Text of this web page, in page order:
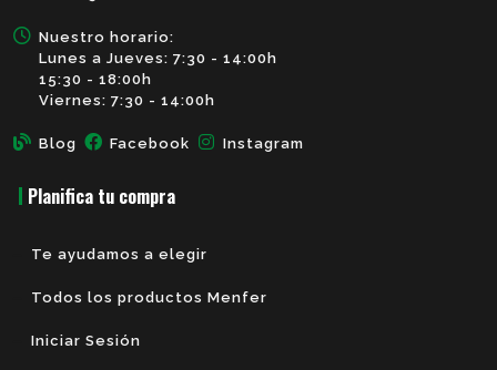
Nuestro horario:
Lunes a Jueves: 7:30 - 14:00h
15:30 - 18:00h
Viernes: 7:30 - 14:00h
Blog Facebook Instagram
Planifica tu compra
Te ayudamos a elegir
Todos los productos Menfer
Iniciar Sesión